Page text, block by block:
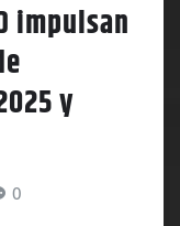
impulsan
y
0